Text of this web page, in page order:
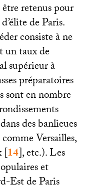
retenus pour
de Paris.
consiste à ne
un taux de
supérieur à
préparatoires
sont en nombre
des banlieues
Versailles,
[14], etc.). Les
et